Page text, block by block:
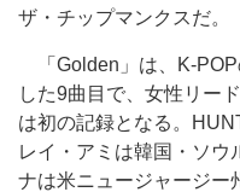
ザ・チップマンクスだ。
「Golden」は、K-POP
した9曲目で、女性リー
は初の記録となる。
レイ・アミは韓国・ソウ
ナは米ニュージャージー